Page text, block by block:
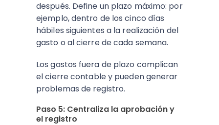
después. Define un plazo máximo: por
ejemplo, dentro de los cinco días
hábiles siguientes a la realización del
gasto o al cierre de cada semana.
Los gastos fuera de plazo complican
el cierre contable y pueden generar
problemas de registro.
Paso 5: Centraliza la aprobación y
el registro